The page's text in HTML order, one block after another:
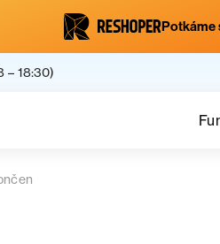
Potkáme
– 18:30)